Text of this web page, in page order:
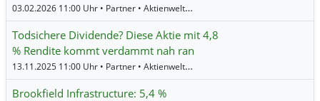
03.02.2026 11:00 Uhr • Partner • Aktienwelt360
Todsichere Dividende? Diese Aktie mit 4,8
% Rendite kommt verdammt nah ran
13.11.2025 11:00 Uhr • Partner • Aktienwelt360
Brookfield Infrastructure: 5,4 %